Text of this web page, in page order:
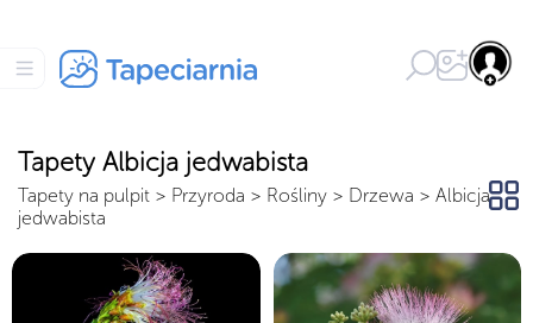
Tapety Albicja jedwabista
Tapety na pulpit > Przyroda > Rośliny > Drzewa > Albicja
jedwabista